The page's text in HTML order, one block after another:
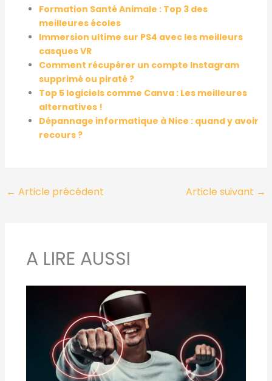
Formation Santé Animale : Top 3 des
meilleures écoles
Immersion ultime sur PS4 avec les meilleurs
casques VR
Comment récupérer un compte Instagram
supprimé ou piraté ?
Top 5 logiciels comme Canva : Les meilleures
alternatives !
Dépannage informatique à Nice : quand y avoir
recours ?
← Article précédent Article suivant →
A LIRE AUSSI